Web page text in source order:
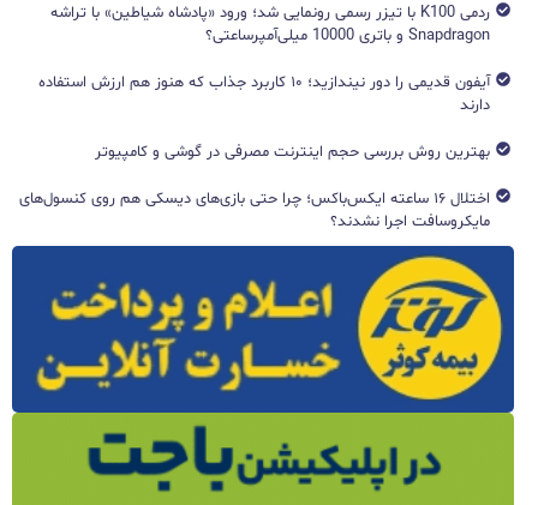
ردمی K100 با تیزر رسمی رونمایی شد؛ ورود «پادشاه شیاطین» با تراشه
Snapdragon و باتری 10000 میلی‌آمپرساعتی؟
آیفون قدیمی را دور نیندازید؛ ۱۰ کاربرد جذاب که هنوز هم ارزش استفاده
دارند
بهترین روش بررسی حجم اینترنت مصرفی در گوشی و کامپیوتر
اختلال ۱۶ ساعته ایکس‌باکس؛ چرا حتی بازی‌های دیسکی هم روی کنسول‌های
مایکروسافت اجرا نشدند؟